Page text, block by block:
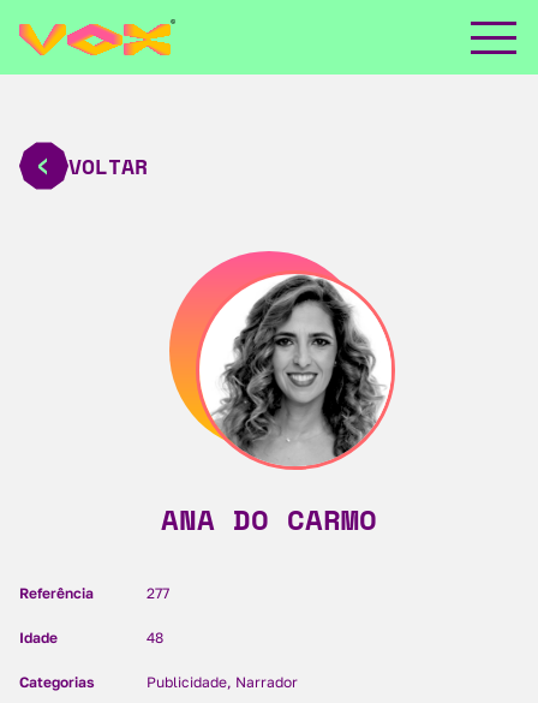
VOLTAR
ANA DO CARMO
Referência 277
Idade 48
Categorias Publicidade, Narrador